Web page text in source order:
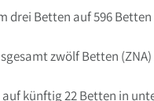
drei Betten auf 596
zwölf Betten
auf künftig 22 Betten in